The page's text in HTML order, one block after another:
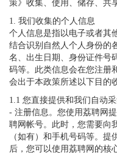
策》收集、使用、储存、共
1. 我们收集的个人信息
个人信息是指以电子或者其
结合识别自然人个人身份的
名、出生日期、身份证件号
码等。此类信息会在您注册
会出于本政策所述以下目的
1.1 您直接提供和我们自动
- 注册信息。您使用荔聘网
聘网帐号。此时，您需要向
（如有）和手机号码等。
后，您可以使用荔聘网的核